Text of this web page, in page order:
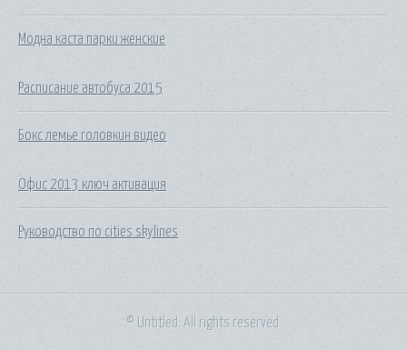
Модна каста парки женские
Расписание автобуса 2015
Бокс лемье головкин видео
Офис 2013 ключ активация
Руководство по cities skylines
© Untitled. All rights reserved.